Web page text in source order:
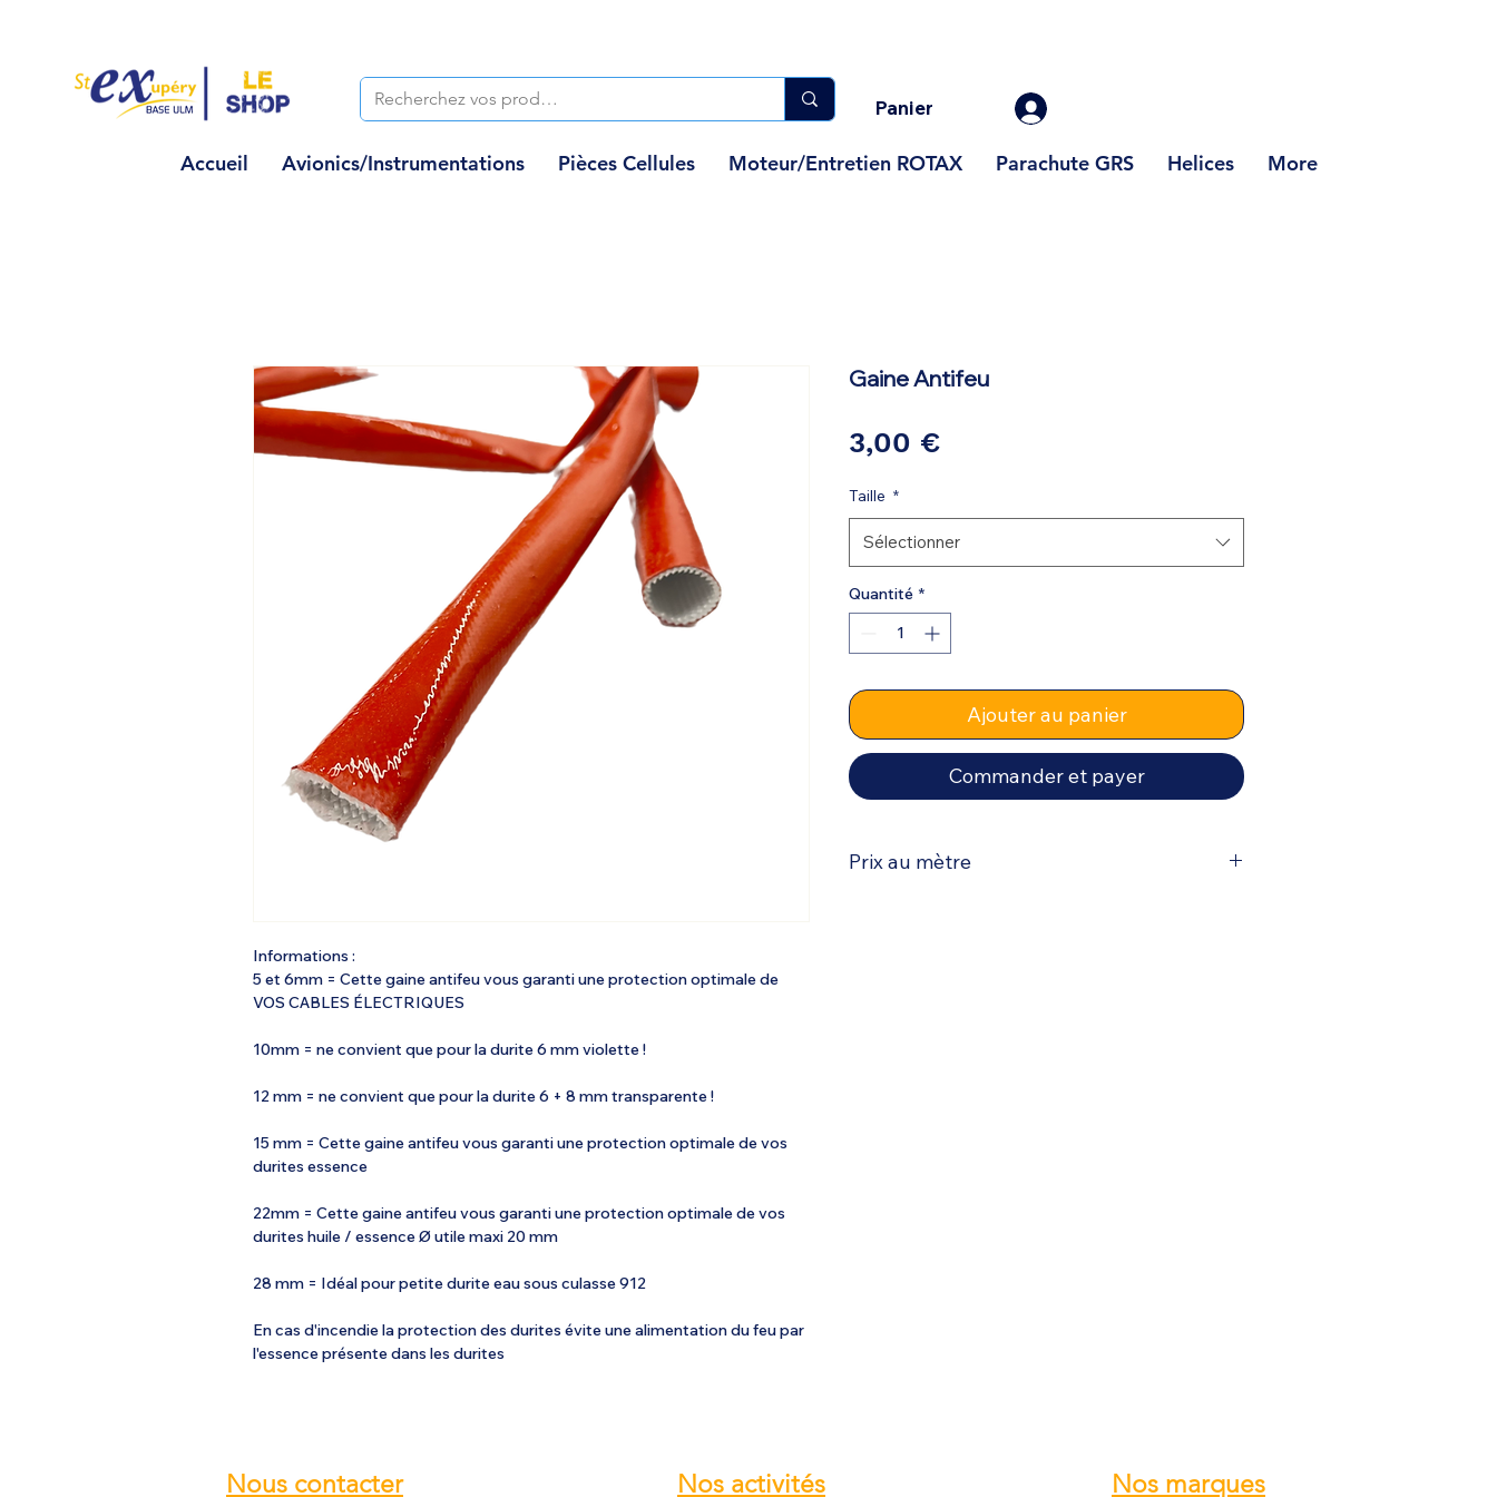
Panier
Accueil Avionics/Instrumentations Pièces Cellules Moteur/Entretien ROTAX Parachute GRS Helices More
Informations :
5 et 6mm = Cette gaine antifeu vous garanti une protection optimale de
VOS CABLES ÉLECTRIQUES
10mm = ne convient que pour la durite 6 mm violette !
12 mm = ne convient que pour la durite 6 + 8 mm transparente !
15 mm = Cette gaine antifeu vous garanti une protection optimale de vos
durites essence
22mm = Cette gaine antifeu vous garanti une protection optimale de vos
durites huile / essence Ø utile maxi 20 mm
28 mm = Idéal pour petite durite eau sous culasse 912
En cas d'incendie la protection des durites évite une alimentation du feu par
l'essence présente dans les durites
Gaine Antifeu
3,00 €Prix
Taille *
Sélectionner
Quantité *
Ajouter au panier
Commander et payer
Prix au mètre
Nous contacter Nos activités Nos marques